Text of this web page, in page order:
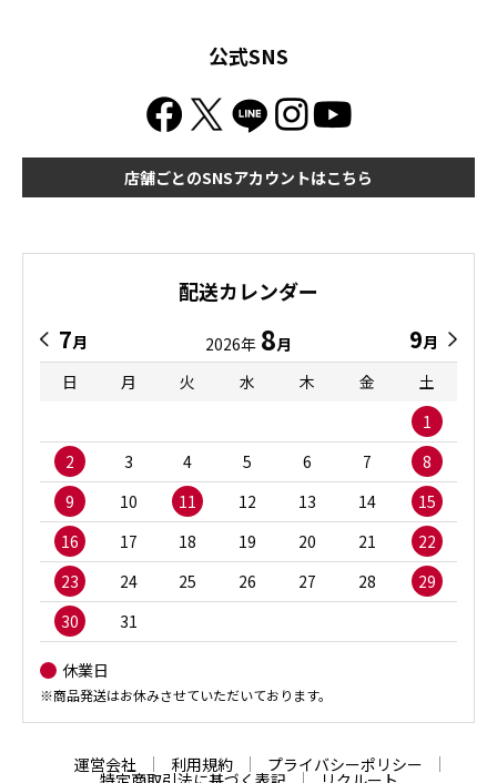
公式SNS
店舗ごとのSNSアカウントはこちら
配送カレンダー
7月 2026年 8月 9月
日
月 火 水 木 金
土
1
2
3 4 5 6 7
8
9
10 11 12 13 14
15
16
17 18 19 20 21
22
23
24 25 26 27 28
29
30
31
休業日
※商品発送はお休みさせていただいております。
運営会社 利用規約 プライバシーポリシー